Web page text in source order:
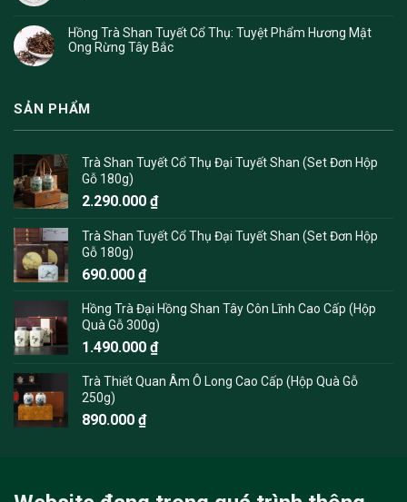
Hồng Trà Shan Tuyết Cổ Thụ: Tuyệt Phẩm Hương Mật
Ong Rừng Tây Bắc
SẢN PHẨM
Trà Shan Tuyết Cổ Thụ Đại Tuyết Shan (Set Đơn Hộp
Gỗ 180g)
2.290.000 ₫
Trà Shan Tuyết Cổ Thụ Đại Tuyết Shan (Set Đơn Hộp
Gỗ 180g)
690.000 ₫
Hồng Trà Đại Hồng Shan Tây Côn Lĩnh Cao Cấp (Hộp
Quà Gỗ 300g)
1.490.000 ₫
Trà Thiết Quan Âm Ô Long Cao Cấp (Hộp Quà Gỗ
250g)
890.000 ₫